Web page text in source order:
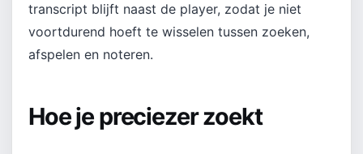
transcript blijft naast de player, zodat je niet
voortdurend hoeft te wisselen tussen zoeken,
afspelen en noteren.
Hoe je preciezer zoekt